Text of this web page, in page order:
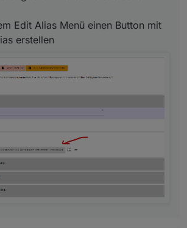
Edit Alias Menü einen Button mit
erstellen